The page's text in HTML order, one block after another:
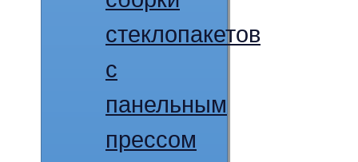
стеклопакетов
с
панельным
прессом